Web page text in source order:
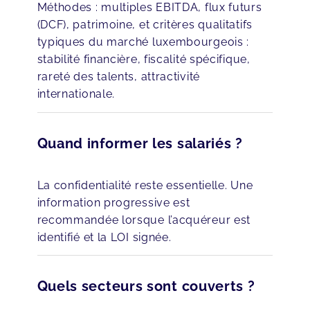
Méthodes : multiples EBITDA, flux futurs
(DCF), patrimoine, et critères qualitatifs
typiques du marché luxembourgeois :
stabilité financière, fiscalité spécifique,
rareté des talents, attractivité
internationale.
Quand informer les salariés ?
La confidentialité reste essentielle. Une
information progressive est
recommandée lorsque l’acquéreur est
identifié et la LOI signée.
Quels secteurs sont couverts ?